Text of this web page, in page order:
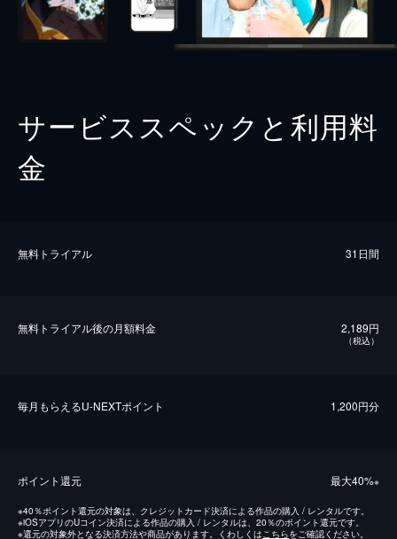
サービススペックと利用料
金
無料トライアル 31日間
無料トライアル後の⽉額料金 2,189円
（税込）
毎⽉もらえるU-NEXTポイント 1,200円分
ポイント還元 最⼤40%※
※40％ポイント還元の対象は、クレジットカード決済による作品の購入 / レンタルです。
※iOSアプリのUコイン決済による作品の購入 / レンタルは、20％のポイント還元です。
※還元の対象外となる決済方法や商品があります。くわしくはこちらをご確認ください。